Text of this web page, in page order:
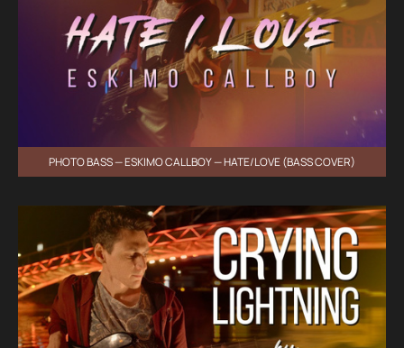
PHOTO BASS — ESKIMO CALLBOY — HATE/LOVE (BASS COVER)